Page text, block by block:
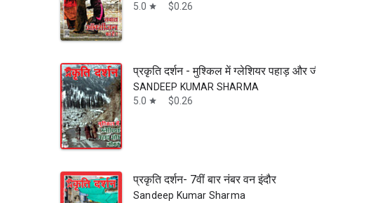
5.0 star $0.26
प्रकृति दर्शन - मुश्किल में ग्लेशियर पहाड़ और जीवन: भाग 1
SANDEEP KUMAR SHARMA
5.0 star $0.26
प्रकृति दर्शन- 7वीं बार नंबर वन इंदौर
Sandeep Kumar Sharma